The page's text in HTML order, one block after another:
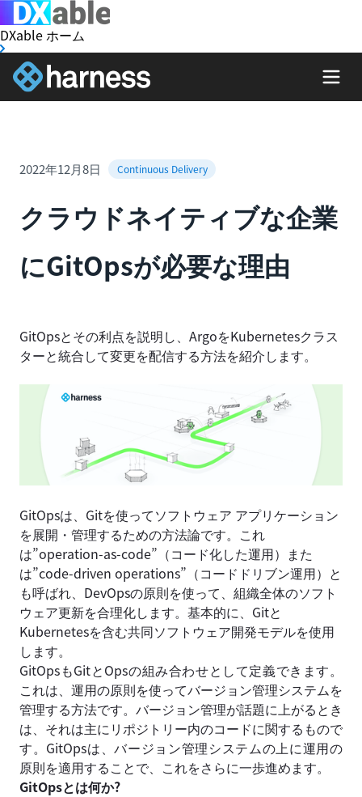
DXable ホーム
2022年12月8日 Continuous Delivery
クラウドネイティブな企業
にGitOpsが必要な理由
GitOpsとその利点を説明し、ArgoをKubernetesクラス
ターと統合して変更を配信する方法を紹介します。
GitOpsは、Gitを使ってソフトウェア アプリケーション
を展開・管理するための方法論です。これ
は”operation-as-code”（コード化した運用）また
は”code-driven operations”（コードドリブン運用）と
も呼ばれ、DevOpsの原則を使って、組織全体のソフト
ウェア更新を合理化します。基本的に、Gitと
Kubernetesを含む共同ソフトウェア開発モデルを使用
します。
GitOpsもGitとOpsの組み合わせとして定義できます。
これは、運用の原則を使ってバージョン管理システムを
管理する方法です。バージョン管理が話題に上がるとき
は、それは主にリポジトリー内のコードに関するもので
す。GitOpsは、バージョン管理システムの上に運用の
原則を適用することで、これをさらに一歩進めます。
GitOpsとは何か?